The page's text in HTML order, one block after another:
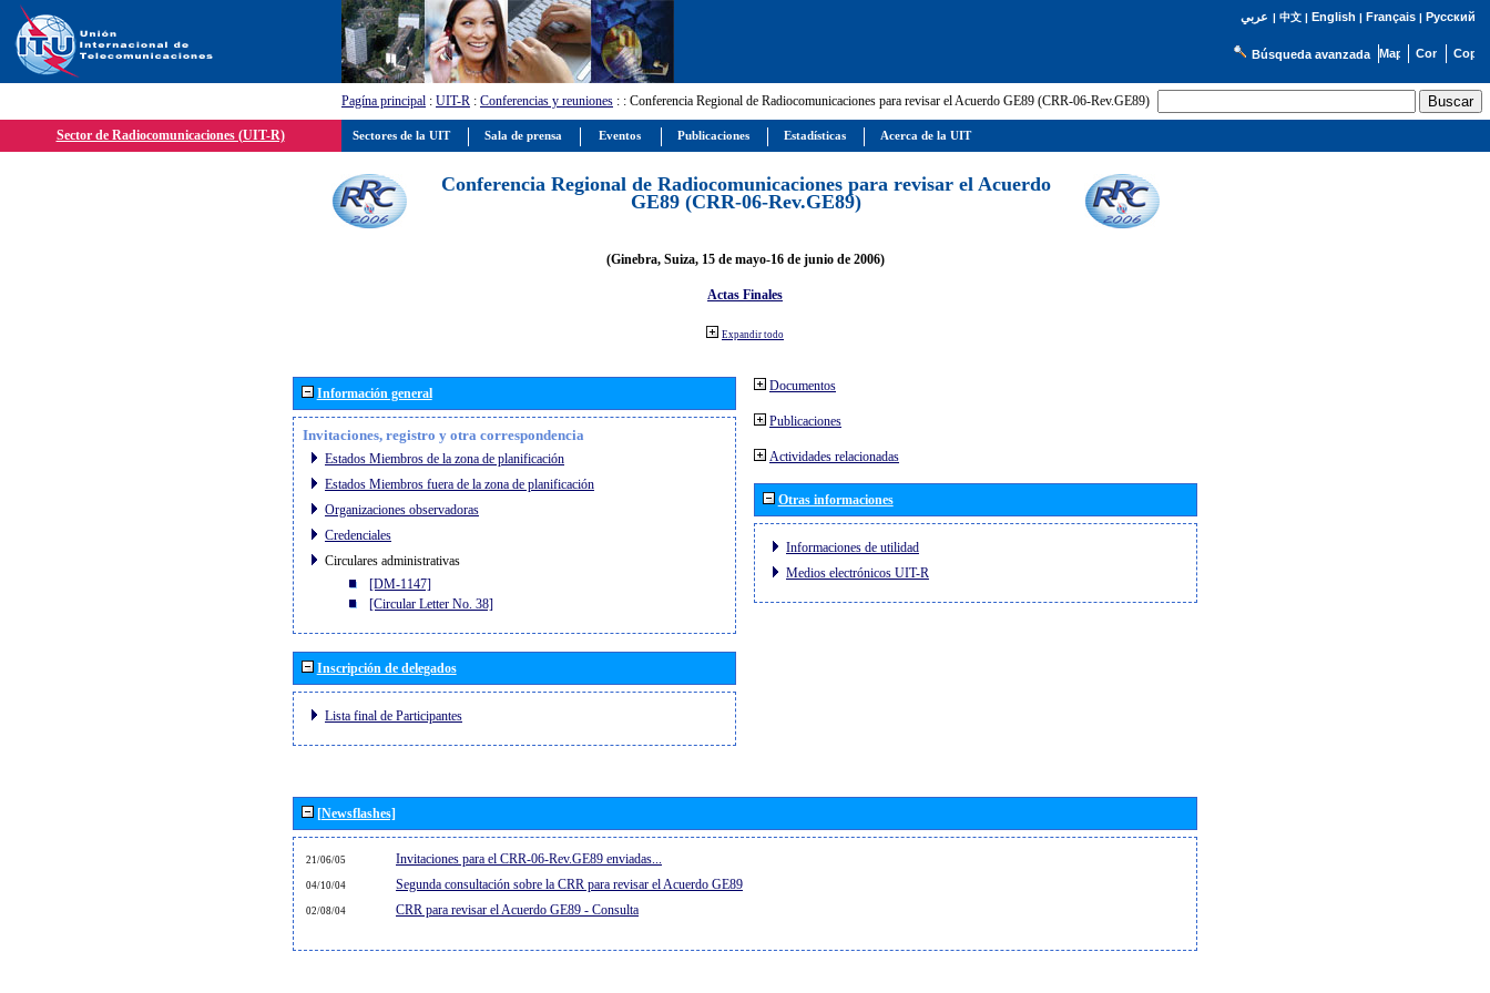
عربي | 中文| English | Français| Русский
Búsqueda avanzada
Pagína principal : UIT-R : Conferencias y reuniones : : Conferencia Regional de Radiocomunicaciones para revisar el Acuerdo GE89 (CRR-06-Rev.GE89)
Sector de Radiocomunicaciones (UIT-R)
Conferencia Regional de Radiocomunicaciones para revisar el Acuerdo
GE89 (CRR-06-Rev.GE89)
(Ginebra, Suiza, 15 de mayo-16 de junio de 2006)
Actas Finales
Expandir todo
Información general
Invitaciones, registro y otra correspondencia
Estados Miembros de la zona de planificación
Estados Miembros fuera de la zona de planificación
Organizaciones observadoras
Credenciales
Circulares administrativas
[DM-1147]
[Circular Letter No. 38]
Inscripción de delegados
Lista final de Participantes
Documentos
Publicaciones
Actividades relacionadas
Otras informaciones
Informaciones de utilidad
Medios electrónicos UIT-R
[Newsflashes]
21/06/05 Invitaciones para el CRR-06-Rev.GE89 enviadas...
04/10/04 Segunda consultación sobre la CRR para revisar el Acuerdo GE89
02/08/04 CRR para revisar el Acuerdo GE89 - Consulta
Sectores de la UIT Sala de prensa Eventos Publicaciones Estadísticas Acerca de la UIT